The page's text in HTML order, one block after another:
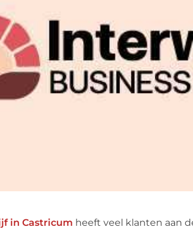
in Castricum heeft veel klanten aan